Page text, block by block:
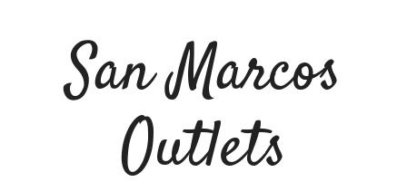
contenidoSan Marcos
Outlets